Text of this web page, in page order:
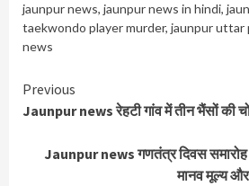
jaunpur news, jaunpur news in hindi,
taekwondo player murder, jaunpur uttar
news
Continue
Reading
Previous
Jaunpur news रेहटी गांव में तीन भैंसों की
Jaunpur news गणतंत्र दिवस समारोह
मानव मूल्य और